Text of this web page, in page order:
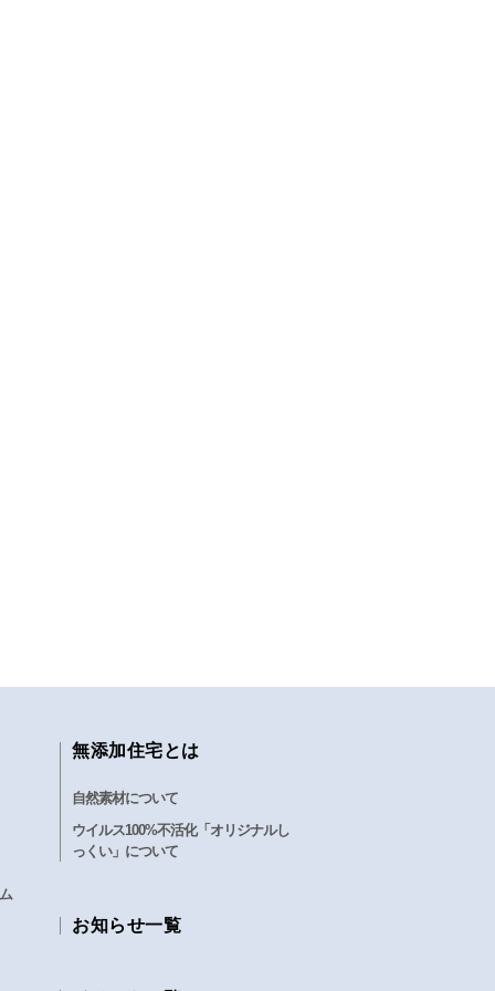
無添加住宅とは
自然素材について
ウイルス100%不活化「オリジナルし
っくい」について
お知らせ一覧